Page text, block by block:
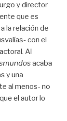
y director
que es
la relación de
con el
Al
acaba
y una
al menos- no
el autor lo